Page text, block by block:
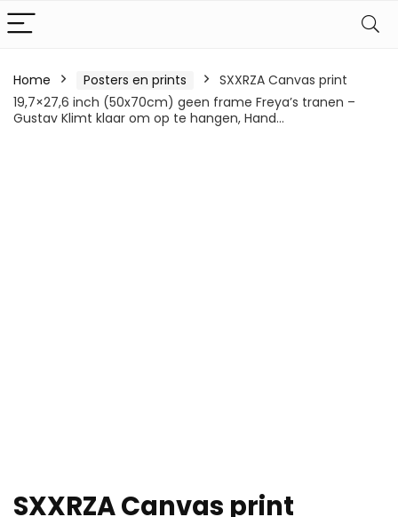
Home Posters en prints
SXXRZA Canvas print
19,7×27,6 inch (50x70cm) geen frame Freya’s tranen –
Gustav Klimt klaar om op te hangen, Hand…
SXXRZA Canvas print